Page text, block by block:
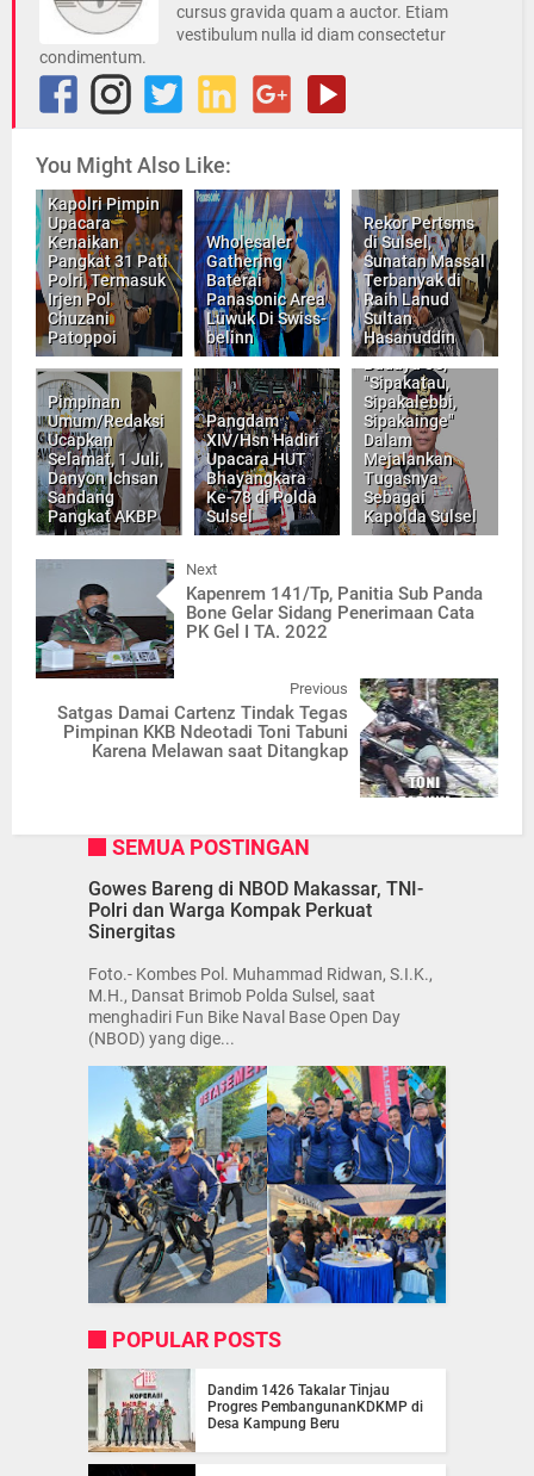
cursus gravida quam a auctor. Etiam
vestibulum nulla id diam consectetur
condimentum.
You Might Also Like:
Kapolri Pimpin
Upacara
Kenaikan
Pangkat 31 Pati
Polri, Termasuk
Irjen Pol
Chuzani
Patoppoi
Wholesaler
Gathering
Baterai
Panasonic Area
Luwuk Di Swiss-
belinn
Rekor Pertsms
di Sulsel,
Sunatan Massal
Terbanyak di
Raih Lanud
Sultan
Hasanuddin
Pimpinan
Umum/Redaksi
Ucapkan
Selamat, 1 Juli,
Danyon Ichsan
Sandang
Pangkat AKBP
Pangdam
XIV/Hsn Hadiri
Upacara HUT
Bhayangkara
Ke-78 di Polda
Sulsel
Irjen Pol Andi
Rian R Djajadi,
Utamakan
"Sipakatau,
Sipakalebbi,
Sipakainge"
Dalam
Mejalankan
Tugasnya
Sebagai
Kapolda Sulsel
Next
Kapenrem 141/Tp, Panitia Sub Panda
Bone Gelar Sidang Penerimaan Cata
PK Gel I TA. 2022
Previous
Satgas Damai Cartenz Tindak Tegas
Pimpinan KKB Ndeotadi Toni Tabuni
Karena Melawan saat Ditangkap
SEMUA POSTINGAN
Gowes Bareng di NBOD Makassar, TNI-
Polri dan Warga Kompak Perkuat
Sinergitas
Foto.- Kombes Pol. Muhammad Ridwan, S.I.K.,
M.H., Dansat Brimob Polda Sulsel, saat
menghadiri Fun Bike Naval Base Open Day
(NBOD) yang dige...
POPULAR POSTS
Dandim 1426 Takalar Tinjau
Progres PembangunanKDKMP di
Desa Kampung Beru